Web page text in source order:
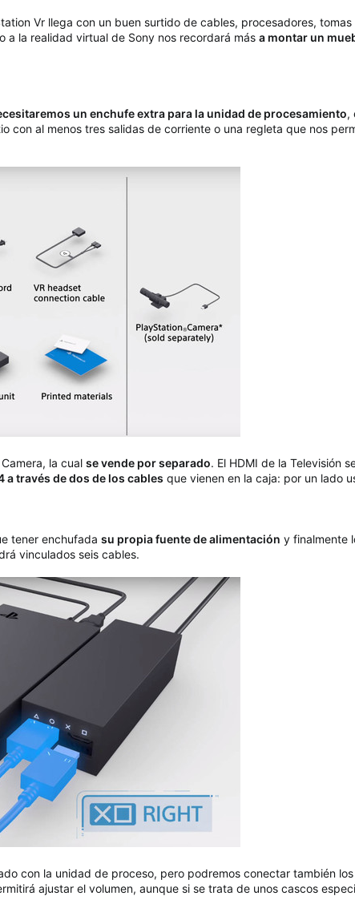
Vr llega con un buen surtido de cables, procesadores,
la realidad virtual de Sony nos recordará más a montar un
un enchufe extra para la unidad de procesamiento,
con al menos tres salidas de corriente o una regleta que nos
la cual se vende por separado. El HDMI de la Televisión
a través de dos de los cables que vienen en la caja: por un lado
tener enchufada su propia fuente de alimentación y finalmente
vinculados seis cables.
con la unidad de proceso, pero podremos conectar también
ajustar el volumen, aunque si se trata de unos cascos